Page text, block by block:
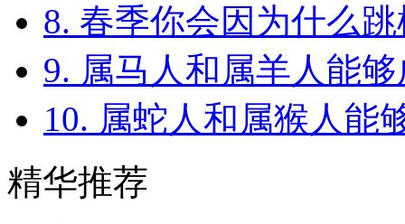
8. 春季你会因为什么跳
9. 属马人和属羊人能
10. 属蛇人和属猴人能
精华推荐